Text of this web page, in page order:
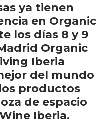
ya tienen
en Organic
los días 8 y 9
Organic
Iberia
del mundo
productos
de espacio
Iberia.